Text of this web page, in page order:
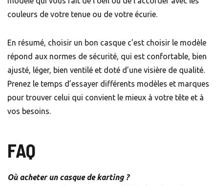
couleurs de votre tenue ou de votre écurie.
En résumé, choisir un bon casque c’est choisir le modèle
répond aux normes de sécurité, qui est confortable, bien
ajusté, léger, bien ventilé et doté d’une visière de qualité.
Prenez le temps d’essayer différents modèles et marques
pour trouver celui qui convient le mieux à votre tête et à
vos besoins.
FAQ
Où acheter un casque de karting ?